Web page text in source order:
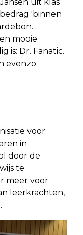
'binnen
mooie
is: Dr. Fanatic.
evenzo
voor
in
door de
te
meer voor
leerkrachten,